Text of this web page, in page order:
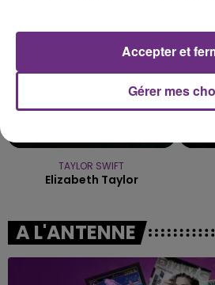
TAYLOR SWIFT
Elizabeth Taylor
A L'ANTENNE
Gérer mes
Accepter et